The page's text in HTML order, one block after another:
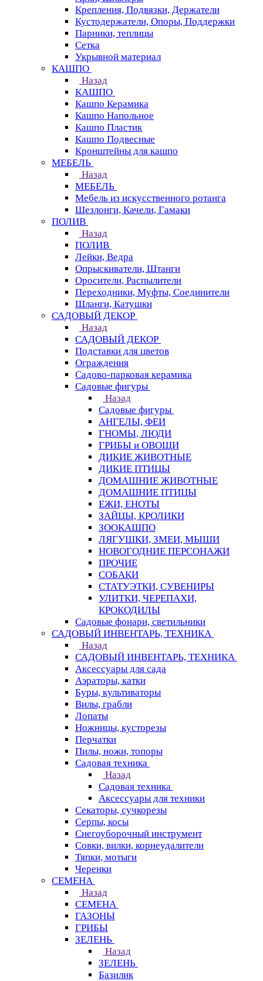
Крепления, Подвязки, Держатели
Кустодержатели, Опоры, Поддержки
Парники, теплицы
Сетка
Укрывной материал
КАШПО
Назад
КАШПО
Кашпо Керамика
Кашпо Напольное
Кашпо Пластик
Кашпо Подвесные
Кронштейны для кашпо
МЕБЕЛЬ
Назад
МЕБЕЛЬ
Мебель из искусственного ротанга
Шезлонги, Качели, Гамаки
ПОЛИВ
Назад
ПОЛИВ
Лейки, Ведра
Опрыскиватели, Штанги
Оросители, Распылители
Переходники, Муфты, Соединители
Шланги, Катушки
САДОВЫЙ ДЕКОР
Назад
САДОВЫЙ ДЕКОР
Подставки для цветов
Ограждения
Садово-парковая керамика
Садовые фигуры
Назад
Садовые фигуры
АНГЕЛЫ, ФЕИ
ГНОМЫ, ЛЮДИ
ГРИБЫ и ОВОЩИ
ДИКИЕ ЖИВОТНЫЕ
ДИКИЕ ПТИЦЫ
ДОМАШНИЕ ЖИВОТНЫЕ
ДОМАШНИЕ ПТИЦЫ
ЕЖИ, ЕНОТЫ
ЗАЙЦЫ, КРОЛИКИ
ЗООКАШПО
ЛЯГУШКИ, ЗМЕИ, МЫШИ
НОВОГОДНИЕ ПЕРСОНАЖИ
ПРОЧИЕ
СОБАКИ
СТАТУЭТКИ, СУВЕНИРЫ
УЛИТКИ, ЧЕРЕПАХИ,
КРОКОДИЛЫ
Садовые фонари, светильники
САДОВЫЙ ИНВЕНТАРЬ, ТЕХНИКА
Назад
САДОВЫЙ ИНВЕНТАРЬ, ТЕХНИКА
Аксессуары для сада
Аэраторы, катки
Буры, культиваторы
Вилы, грабли
Лопаты
Ножницы, кусторезы
Перчатки
Пилы, ножи, топоры
Садовая техника
Назад
Садовая техника
Аксессуары для техники
Секаторы, сучкорезы
Серпы, косы
Снегоуборочный инструмент
Совки, вилки, корнеудалители
Тяпки, мотыги
Черенки
СЕМЕНА
Назад
СЕМЕНА
ГАЗОНЫ
ГРИБЫ
ЗЕЛЕНЬ
Назад
ЗЕЛЕНЬ
Базилик